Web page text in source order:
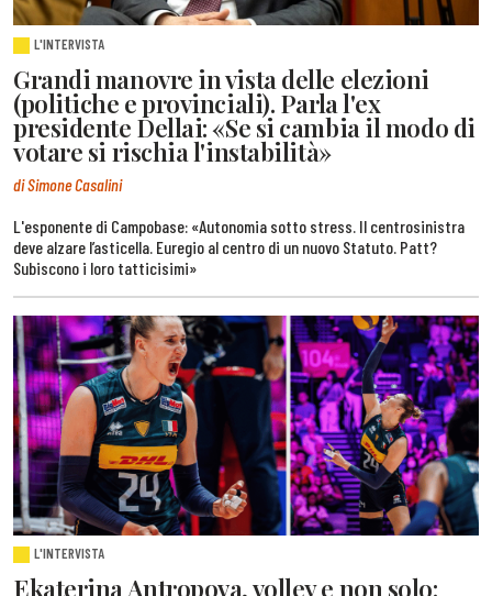
L'INTERVISTA
Grandi manovre in vista delle elezioni
(politiche e provinciali). Parla l'ex
presidente Dellai: «Se si cambia il modo di
votare si rischia l'instabilità»
di Simone Casalini
L'esponente di Campobase: «Autonomia sotto stress. Il centrosinistra
deve alzare l’asticella. Euregio al centro di un nuovo Statuto. Patt?
Subiscono i loro tatticisimi»
L'INTERVISTA
Ekaterina Antropova, volley e non solo: